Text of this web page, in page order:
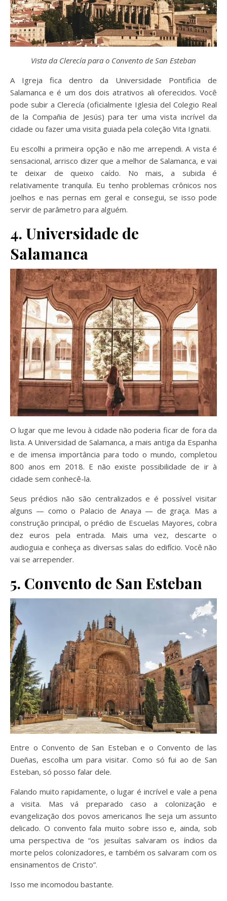
Vista da Clerecía para o Convento de San Esteban
A Igreja fica dentro da Universidade Pontificia de
Salamanca e é um dos dois atrativos ali oferecidos. Você
pode subir a Clerecía (oficialmente Iglesia del Colegio Real
de la Compañia de Jesús) para ter uma vista incrível da
cidade ou fazer uma visita guiada pela coleção Vita Ignatii.
Eu escolhi a primeira opção e não me arrependi. A vista é
sensacional, arrisco dizer que a melhor de Salamanca, e vai
te deixar de queixo caído. No mais, a subida é
relativamente tranquila. Eu tenho problemas crônicos nos
joelhos e nas pernas em geral e consegui, se isso pode
servir de parâmetro para alguém.
4. Universidade de
Salamanca
O lugar que me levou à cidade não poderia ficar de fora da
lista. A Universidad de Salamanca, a mais antiga da Espanha
e de imensa importância para todo o mundo, completou
800 anos em 2018. E não existe possibilidade de ir à
cidade sem conhecê-la.
Seus prédios não são centralizados e é possível visitar
alguns — como o Palacio de Anaya — de graça. Mas a
construção principal, o prédio de Escuelas Mayores, cobra
dez euros pela entrada. Mais uma vez, descarte o
audioguia e conheça as diversas salas do edifício. Você não
vai se arrepender.
5. Convento de San Esteban
Entre o Convento de San Esteban e o Convento de las
Dueñas, escolha um para visitar. Como só fui ao de San
Esteban, só posso falar dele.
Falando muito rapidamente, o lugar é incrível e vale a pena
a visita. Mas vá preparado caso a colonização e
evangelização dos povos americanos lhe seja um assunto
delicado. O convento fala muito sobre isso e, ainda, sob
uma perspectiva de “os jesuítas salvaram os índios da
morte pelos colonizadores, e também os salvaram com os
ensinamentos de Cristo”.
Isso me incomodou bastante.